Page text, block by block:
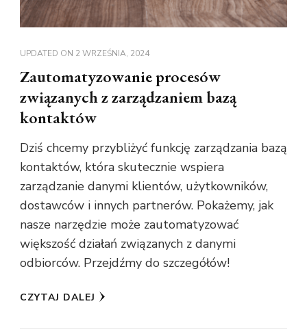
UPDATED ON 2 WRZEŚNIA, 2024
Zautomatyzowanie procesów
związanych z zarządzaniem bazą
kontaktów
Dziś chcemy przybliżyć funkcję zarządzania bazą
kontaktów, która skutecznie wspiera
zarządzanie danymi klientów, użytkowników,
dostawców i innych partnerów. Pokażemy, jak
nasze narzędzie może zautomatyzować
większość działań związanych z danymi
odbiorców. Przejdźmy do szczegółów!
CZYTAJ DALEJ